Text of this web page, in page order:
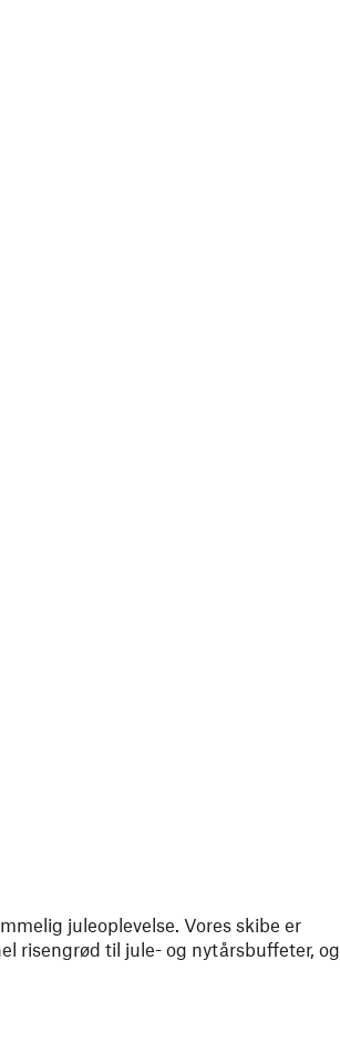
juleoplevelse. Vores skibe er
risengrød til jule- og nytårsbuffeter, og